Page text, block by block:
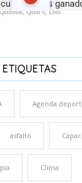
Quinielas, Quini 6, Loto
ETIQUETAS
Agenda
asfalto
Clima